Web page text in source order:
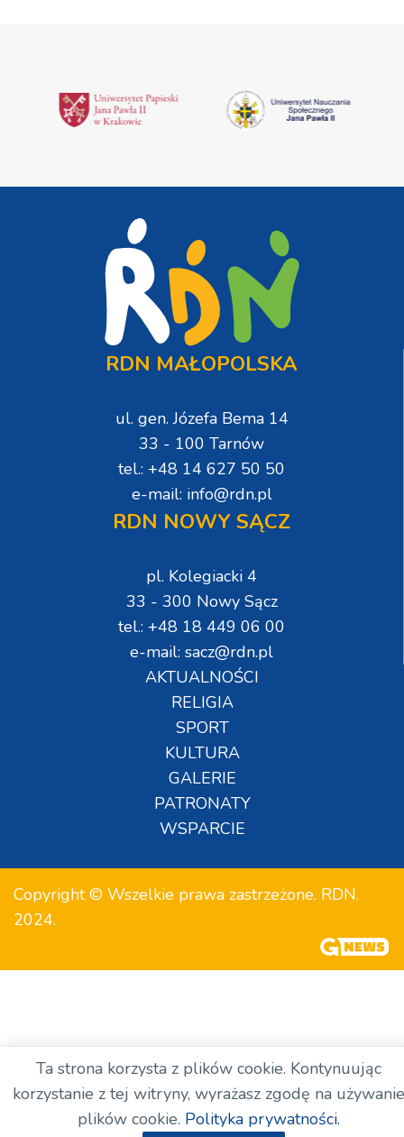
RDN MAŁOPOLSKA
ul. gen. Józefa Bema 14
33 - 100 Tarnów
tel.: +48 14 627 50 50
e-mail: info@rdn.pl
RDN NOWY SĄCZ
pl. Kolegiacki 4
33 - 300 Nowy Sącz
tel.: +48 18 449 06 00
e-mail: sacz@rdn.pl
AKTUALNOŚCI
RELIGIA
SPORT
KULTURA
GALERIE
PATRONATY
WSPARCIE
Copyright © Wszelkie prawa zastrzeżone. RDN.
2024.
Ta strona korzysta z plików cookie. Kontynuując
korzystanie z tej witryny, wyrażasz zgodę na używanie
plików cookie. Polityka prywatności.